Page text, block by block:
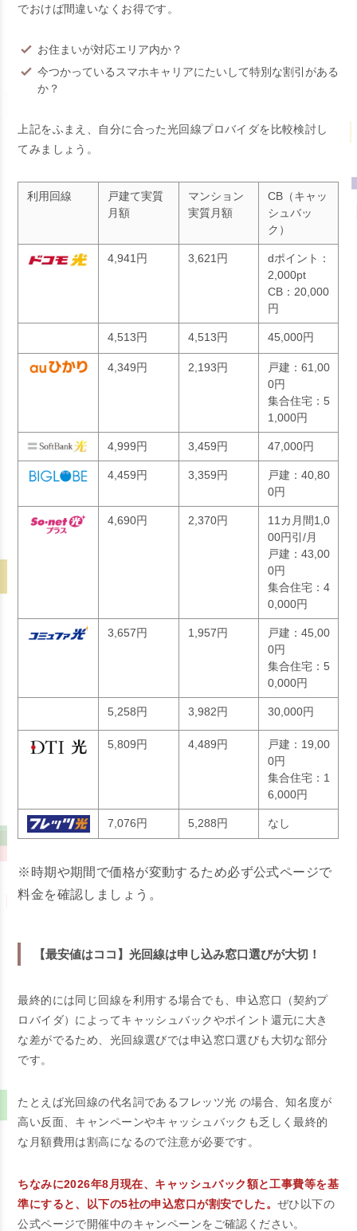
でおけば間違いなくお得です。
お住まいが対応エリア内か？
今つかっているスマホキャリアにたいして特別な割引がある
か？
上記をふまえ、自分に合った光回線プロバイダを比較検討し
てみましょう。
利用回線
戸建て実質
月額
マンション
実質月額
CB（キャッ
シュバッ
ク）
4,941円 3,621円
dポイント：
2,000pt
CB：20,000
円
4,513円 4,513円 45,000円
4,349円 2,193円
戸建：61,00
0円
集合住宅：5
1,000円
4,999円 3,459円 47,000円
4,459円 3,359円
戸建：40,80
0円
4,690円 2,370円
11カ月間1,0
00円引/月
戸建：43,00
0円
集合住宅：4
0,000円
3,657円 1,957円
戸建：45,00
0円
集合住宅：5
0,000円
5,258円 3,982円 30,000円
5,809円 4,489円
戸建：19,00
0円
集合住宅：1
6,000円
7,076円 5,288円 なし
※時期や期間で価格が変動するため必ず公式ページで
料金を確認しましょう。
【最安値はココ】光回線は申し込み窓口選びが大切！
最終的には同じ回線を利用する場合でも、申込窓口（契約プ
ロバイダ）によってキャッシュバックやポイント還元に大き
な差がでるため、光回線選びでは申込窓口選びも大切な部分
です。
たとえば光回線の代名詞であるフレッツ光 の場合、知名度が
高い反面、キャンペーンやキャッシュバックも乏しく最終的
な月額費用は割高になるので注意が必要です。
ちなみに2026年8月現在、キャッシュバック額と工事費等を基
準にすると、以下の5社の申込窓口が割安でした。ぜひ以下の
公式ページで開催中のキャンペーンをご確認ください。